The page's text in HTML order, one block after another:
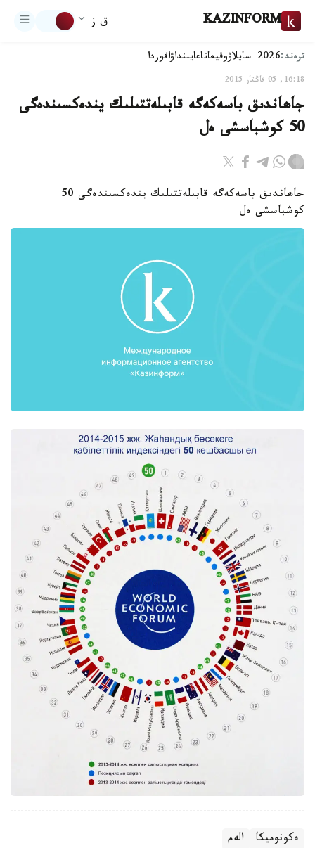
KAZINFORM ق ز
ترەند:2026-سايلاۋ وقيعاتاعايىنداۋاقوردا
16:18, 05 قاڭتار 2015
جاھاندىق باسەكەگە قابىلەتتىلىك يندەكسىندەگى
50 كوشباسشى ەل
جاھاندىق باسەكەگە قابىلەتتىلىك يندەكسىندەگى 50
كوشباسشى ەل
ەكونوميكا الەم